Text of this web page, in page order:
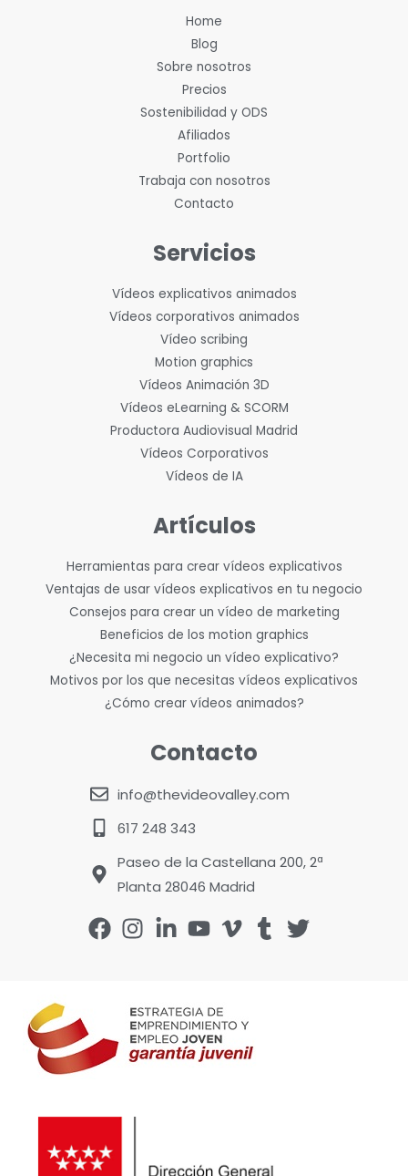
Home
Blog
Sobre nosotros
Precios
Sostenibilidad y ODS
Afiliados
Portfolio
Trabaja con nosotros
Contacto
Servicios
Vídeos explicativos animados
Vídeos corporativos animados
Vídeo scribing
Motion graphics
Vídeos Animación 3D
Vídeos eLearning & SCORM
Productora Audiovisual Madrid
Vídeos Corporativos
Vídeos de IA
Artículos
Herramientas para crear vídeos explicativos
Ventajas de usar vídeos explicativos en tu negocio
Consejos para crear un vídeo de marketing
Beneficios de los motion graphics
¿Necesita mi negocio un vídeo explicativo?
Motivos por los que necesitas vídeos explicativos
¿Cómo crear vídeos animados?
Contacto
info@thevideovalley.com
617 248 343
Paseo de la Castellana 200, 2ª
Planta 28046 Madrid